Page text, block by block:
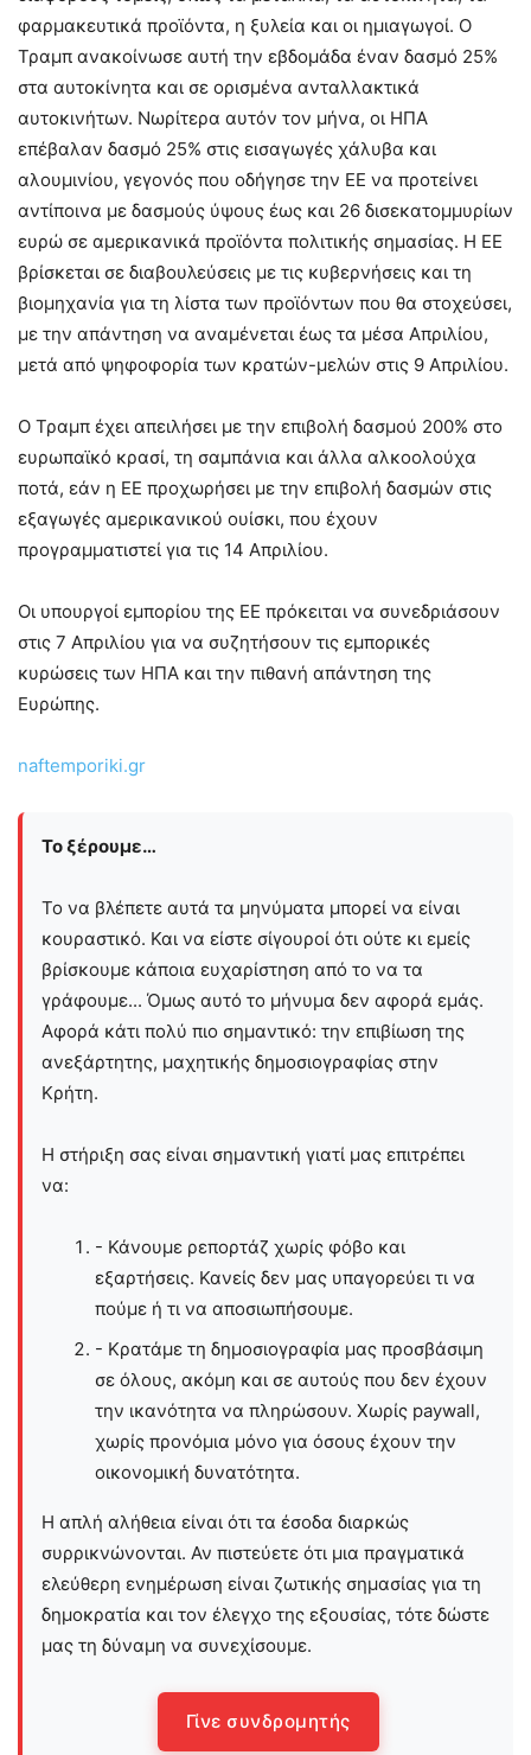
φαρμακευτικά προϊόντα, η ξυλεία και οι ημιαγωγοί. Ο
Τραμπ ανακοίνωσε αυτή την εβδομάδα έναν δασμό 25%
στα αυτοκίνητα και σε ορισμένα ανταλλακτικά
αυτοκινήτων. Νωρίτερα αυτόν τον μήνα, οι ΗΠΑ
επέβαλαν δασμό 25% στις εισαγωγές χάλυβα και
αλουμινίου, γεγονός που οδήγησε την ΕΕ να προτείνει
αντίποινα με δασμούς ύψους έως και 26 δισεκατομμυρίων
ευρώ σε αμερικανικά προϊόντα πολιτικής σημασίας. Η ΕΕ
βρίσκεται σε διαβουλεύσεις με τις κυβερνήσεις και τη
βιομηχανία για τη λίστα των προϊόντων που θα στοχεύσει,
με την απάντηση να αναμένεται έως τα μέσα Απριλίου,
μετά από ψηφοφορία των κρατών-μελών στις 9 Απριλίου.
Ο Τραμπ έχει απειλήσει με την επιβολή δασμού 200% στο
ευρωπαϊκό κρασί, τη σαμπάνια και άλλα αλκοολούχα
ποτά, εάν η ΕΕ προχωρήσει με την επιβολή δασμών στις
εξαγωγές αμερικανικού ουίσκι, που έχουν
προγραμματιστεί για τις 14 Απριλίου.
Οι υπουργοί εμπορίου της ΕΕ πρόκειται να συνεδριάσουν
στις 7 Απριλίου για να συζητήσουν τις εμπορικές
κυρώσεις των ΗΠΑ και την πιθανή απάντηση της
Ευρώπης.
naftemporiki.gr
Το ξέρουμε…
Το να βλέπετε αυτά τα μηνύματα μπορεί να είναι
κουραστικό. Και να είστε σίγουροί ότι ούτε κι εμείς
βρίσκουμε κάποια ευχαρίστηση από το να τα
γράφουμε... Όμως αυτό το μήνυμα δεν αφορά εμάς.
Αφορά κάτι πολύ πιο σημαντικό: την επιβίωση της
ανεξάρτητης, μαχητικής δημοσιογραφίας στην
Kρήτη.
Η στήριξη σας είναι σημαντική γιατί μας επιτρέπει
να:
- Κάνουμε ρεπορτάζ χωρίς φόβο και
εξαρτήσεις. Κανείς δεν μας υπαγορεύει τι να
πούμε ή τι να αποσιωπήσουμε.
- Κρατάμε τη δημοσιογραφία μας προσβάσιμη
σε όλους, ακόμη και σε αυτούς που δεν έχουν
την ικανότητα να πληρώσουν. Χωρίς paywall,
χωρίς προνόμια μόνο για όσους έχουν την
οικονομική δυνατότητα.
Η απλή αλήθεια είναι ότι τα έσοδα διαρκώς
συρρικνώνονται. Αν πιστεύετε ότι μια πραγματικά
ελεύθερη ενημέρωση είναι ζωτικής σημασίας για τη
δημοκρατία και τον έλεγχο της εξουσίας, τότε δώστε
μας τη δύναμη να συνεχίσουμε.
Γίνε συνδρομητής